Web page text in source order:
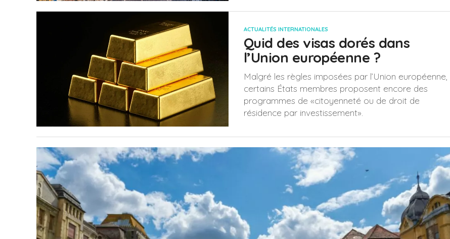
ACTUALITÉS INTERNATIONALES
Quid des visas dorés dans
l’Union européenne ?
Malgré les règles imposées par l’Union européenne,
certains États membres proposent encore des
programmes de «citoyenneté ou de droit de
résidence par investissement».